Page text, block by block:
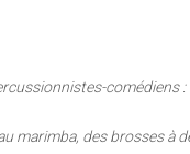
comédiens :
marimba, des brosses à